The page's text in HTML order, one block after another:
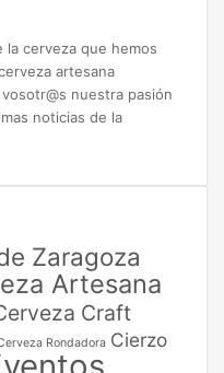
la cerveza que hemos
artesana
nuestra pasión
noticias de la
Zaragoza
Artesana
Craft
Rondadora Cierzo